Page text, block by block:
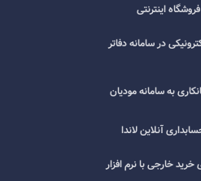
در سامانه دفاتر
به سامانه مودیان
آنلاین لاندا
خارجی با نرم افزار